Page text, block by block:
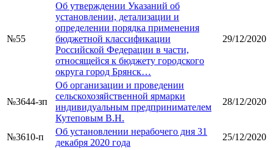
№55
Об утверждении Указаний об
установлении, детализации и
определении порядка применения
бюджетной классификации
Российской Федерации в части,
относящейся к бюджету городского
округа город Брянск…
29/12/2020
№3644-зп
Об организации и проведении
сельскохозяйственной ярмарки
индивидуальным предпринимателем
Кутеповым В.Н.
28/12/2020
№3610-п
Об установлении нерабочего дня 31
декабря 2020 года
25/12/2020